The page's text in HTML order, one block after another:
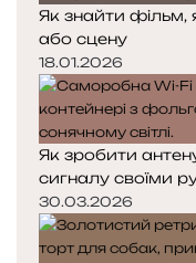
Як знайти
або сцену
18.01.2026
Як зробити
сигналу своїми
30.03.2026